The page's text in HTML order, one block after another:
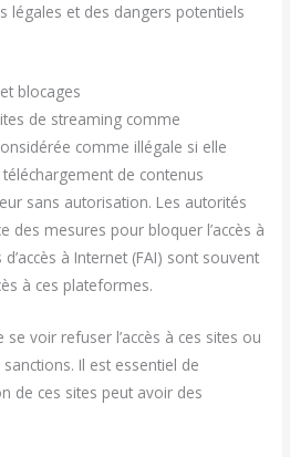
légales et des dangers potentiels
blocages
de streaming comme
comme illégale si elle
de contenus
sans autorisation. Les autorités
des mesures pour bloquer l’accès à
à Internet (FAI) sont souvent
à ces plateformes.
voir refuser l’accès à ces sites ou
Il est essentiel de
de ces sites peut avoir des